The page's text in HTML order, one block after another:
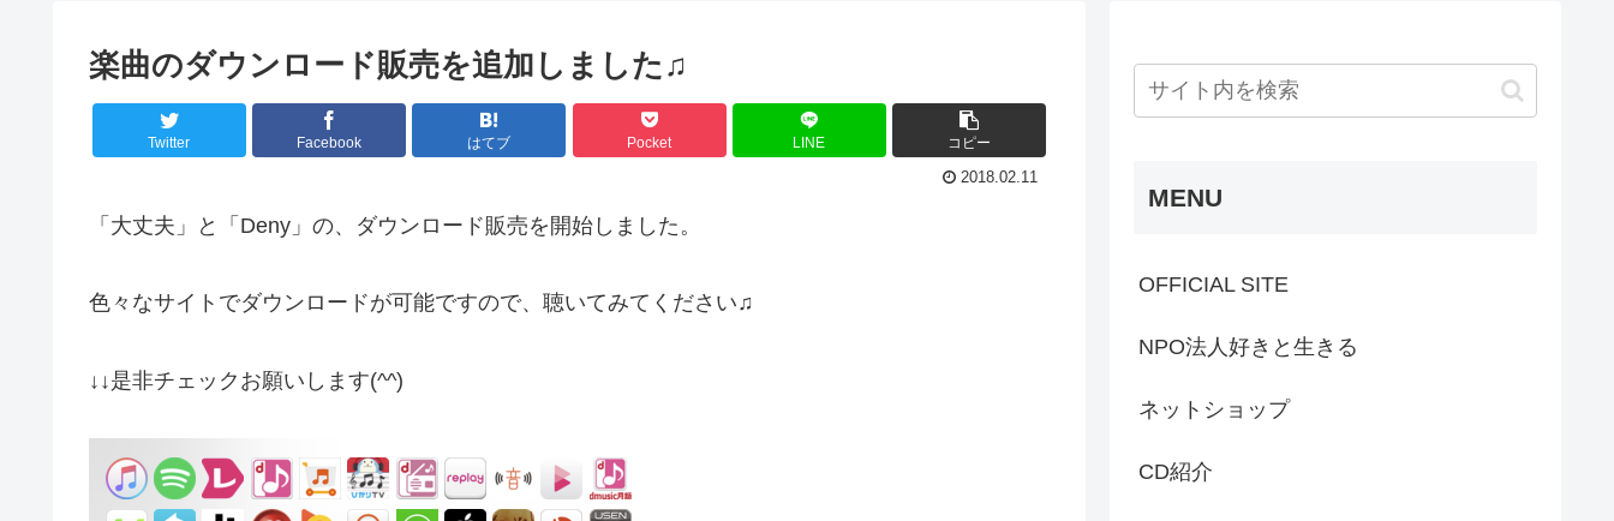
楽曲のダウンロード販売を追加しました♫
Twitter Facebook はてブ Pocket LINE コピー
2018.02.11
「大丈夫」と「Deny」の、ダウンロード販売を開始しました。
色々なサイトでダウンロードが可能ですので、聴いてみてください♫
↓↓是非チェックお願いします(^^)
MENU
OFFICIAL SITE
NPO法人好きと生きる
ネットショップ
CD紹介